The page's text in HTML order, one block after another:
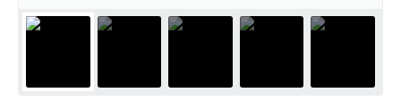
Notícias
Obras